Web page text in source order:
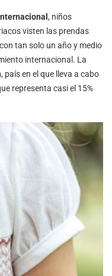
, niños
visten las prendas
tan solo un año y medio
internacional. La
, país en el que lleva a cabo
representa casi el 15%